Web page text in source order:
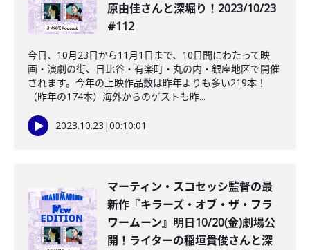
原由佳さんと深堀り！2023/10/23
#112
今日、10月23日から11月1日まで、10日間にわたって映
画・演劇の街、日比谷・有楽町・丸の内・銀座地区で開催
されます。今年の上映作品数は昨年よりも多い219本！
（昨年の174本）海外からのゲストも昨...
2023.10.23 |00:10:01
マーティン・スコセッシ監督の最
新作『キラーズ・オブ・ザ・フラ
ワームーン』明日10/20(金)劇場公
開！ライターの稲垣貴俊さんと深